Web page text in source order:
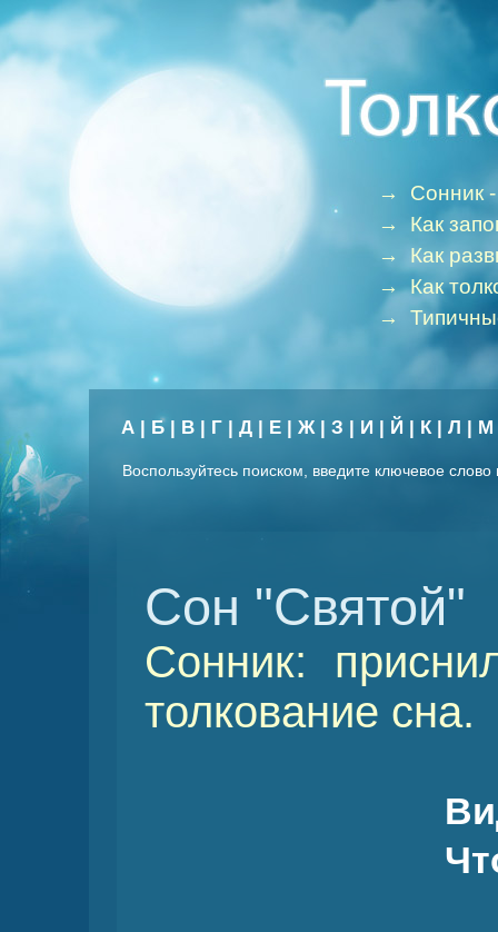
→ Сонник
→ Как
→ Как
→Как
→
А | Б| В | Г | Д | Е | Ж| З | И | Й | К| Л | М
Воспользуйтесь поиском, введите ключевое
Сон "Святой"
Сонник:
толкование сна.